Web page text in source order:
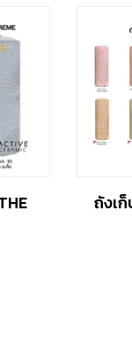
ถังเ